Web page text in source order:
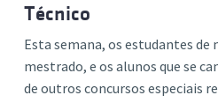
Técnico
Esta semana, os estudantes de
mestrado, e os alunos que se
de outros concursos especiais